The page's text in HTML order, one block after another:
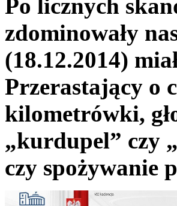
Po licznych
zdominowały
(18.12.2014)
Przerastający o
kilometrówki,
„kurdupel” czy
czy spożywanie